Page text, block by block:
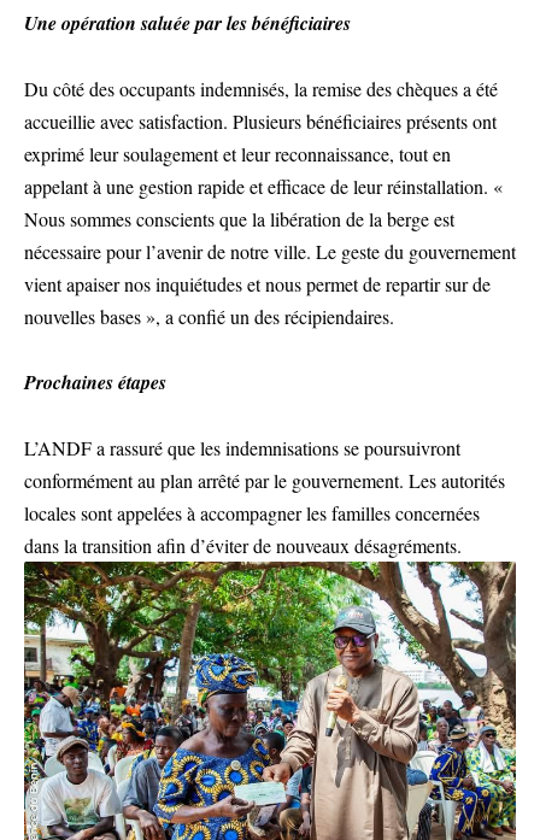
Une opération saluée par les bénéficiaires
Du côté des occupants indemnisés, la remise des chèques a été
accueillie avec satisfaction. Plusieurs bénéficiaires présents ont
exprimé leur soulagement et leur reconnaissance, tout en
appelant à une gestion rapide et efficace de leur réinstallation. «
Nous sommes conscients que la libération de la berge est
nécessaire pour l’avenir de notre ville. Le geste du gouvernement
vient apaiser nos inquiétudes et nous permet de repartir sur de
nouvelles bases », a confié un des récipiendaires.
Prochaines étapes
L’ANDF a rassuré que les indemnisations se poursuivront
conformément au plan arrêté par le gouvernement. Les autorités
locales sont appelées à accompagner les familles concernées
dans la transition afin d’éviter de nouveaux désagréments.